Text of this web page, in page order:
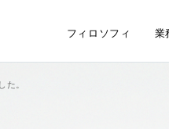
フィロソフィ 業
。